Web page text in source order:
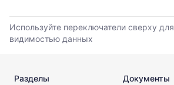
6
месяцев.
Используйте
Используйте переключатели сверху
видимостью данных
Разделы Документы